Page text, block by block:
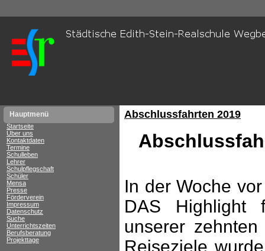
Hauptmenü
Startseite
Über uns
Kontaktdaten
Termine
Schulleben
Lehrer
Schulpflegschaft
Schüler
Mensa
Presse
Förderverein
Impressum
Datenschutz
Suche
Unterrichtszeiten
Berufsberatung
Projekttage
Abschlussfahrten 2019
In der Woche
DAS Highlight
unserer
Reiseziele